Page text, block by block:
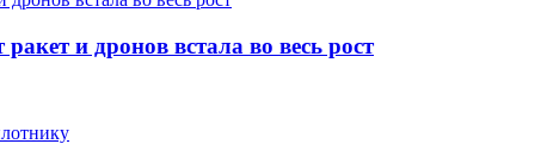
и дронов встала во весь рост